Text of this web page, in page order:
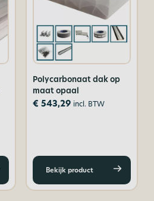
Polycarbonaat dak op
maat opaal
€ 543,29 incl. BTW
Bekijk product